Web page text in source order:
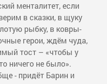
менталитет, если
в сказки, в щуку
рыбку, в ковры-
герои, ждём чуда,
тост – «чтобы у
ничего не было».
- придёт Барин и